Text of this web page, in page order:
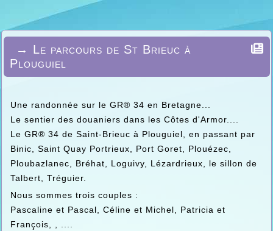
→ Le parcours de St Brieuc à
Plouguiel
Une randonnée sur le GR® 34 en Bretagne...
Le sentier des douaniers dans les Côtes d'Armor....
Le GR® 34 de Saint-Brieuc à Plouguiel, en passant par
Binic, Saint Quay Portrieux, Port Goret, Plouézec,
Ploubazlanec, Bréhat, Loguivy, Lézardrieux, le sillon de
Talbert, Tréguier.
Nous sommes trois couples :
Pascaline et Pascal, Céline et Michel, Patricia et
François, , ....